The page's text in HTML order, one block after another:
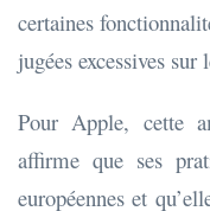
certaines
jugées excessives
Pour Apple, cette
affirme que ses
européennes et